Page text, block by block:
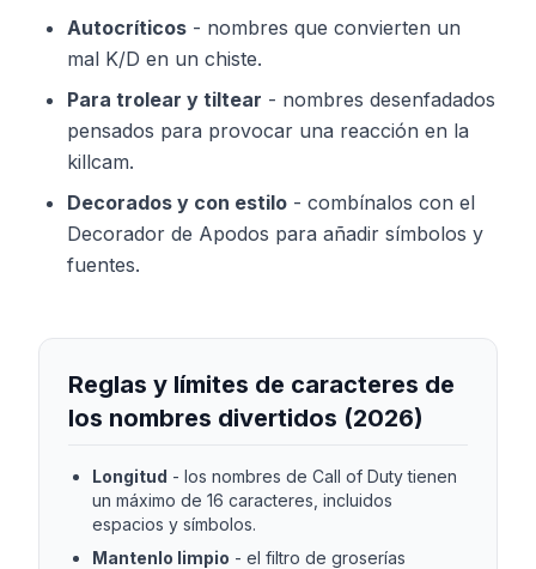
Autocríticos - nombres que convierten un
mal K/D en un chiste.
Para trolear y tiltear - nombres desenfadados
pensados para provocar una reacción en la
killcam.
Decorados y con estilo - combínalos con el
Decorador de Apodos para añadir símbolos y
fuentes.
Reglas y límites de caracteres de
los nombres divertidos (2026)
Longitud - los nombres de Call of Duty tienen
un máximo de 16 caracteres, incluidos
espacios y símbolos.
Mantenlo limpio - el filtro de groserías